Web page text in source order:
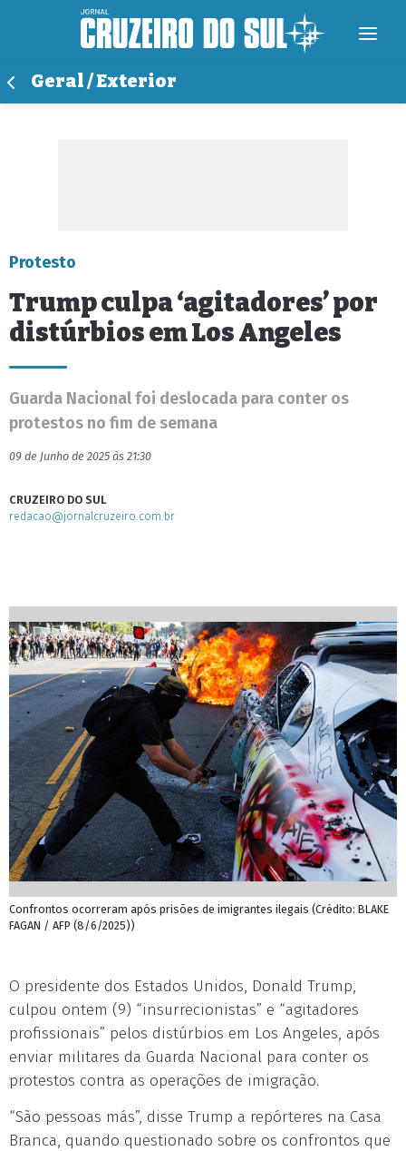
Geral / Exterior
Protesto
Trump culpa ‘agitadores’ por
distúrbios em Los Angeles
Guarda Nacional foi deslocada para conter os
protestos no fim de semana
09 de Junho de 2025 às 21:30
CRUZEIRO DO SUL
redacao@jornalcruzeiro.com.br
Confrontos ocorreram após prisões de imigrantes ilegais (Crédito: BLAKE
FAGAN / AFP (8/6/2025))
O presidente dos Estados Unidos, Donald Trump,
culpou ontem (9) “insurrecionistas” e “agitadores
profissionais” pelos distúrbios em Los Angeles, após
enviar militares da Guarda Nacional para conter os
protestos contra as operações de imigração.
“São pessoas más”, disse Trump a repórteres na Casa
Branca, quando questionado sobre os confrontos que